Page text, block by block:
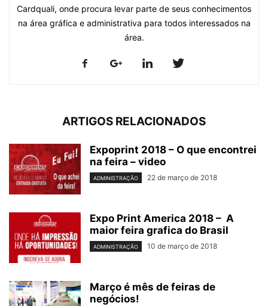
Cardquali, onde procura levar parte de seus conhecimentos
na área gráfica e administrativa para todos interessados na
área.
ARTIGOS RELACIONADOS
Expoprint 2018 – O que encontrei
na feira – video
ADMINISTRAÇÃO 22 de março de 2018
Expo Print America 2018 – A
maior feira grafica do Brasil
ADMINISTRAÇÃO 10 de março de 2018
Março é mês de feiras de
negócios!